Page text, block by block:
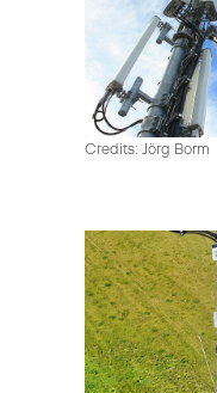
Credits: Jörg Borm